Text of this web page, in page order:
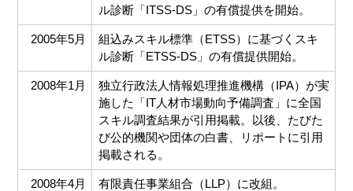
ル診断「ITSS-DS」の有償提供を開始。
2005年5月
組込みスキル標準（ETSS）に基づくスキ
ル診断「ETSS-DS」の有償提供開始。
2008年1月
独立行政法人情報処理推進機構（IPA）が実
施した「IT人材市場動向予備調査」に全国
スキル調査結果が引用掲載。以後、たびた
び公的機関や団体の白書、リポートに引用
掲載される。
2008年4月 有限責任事業組合（LLP）に改組。